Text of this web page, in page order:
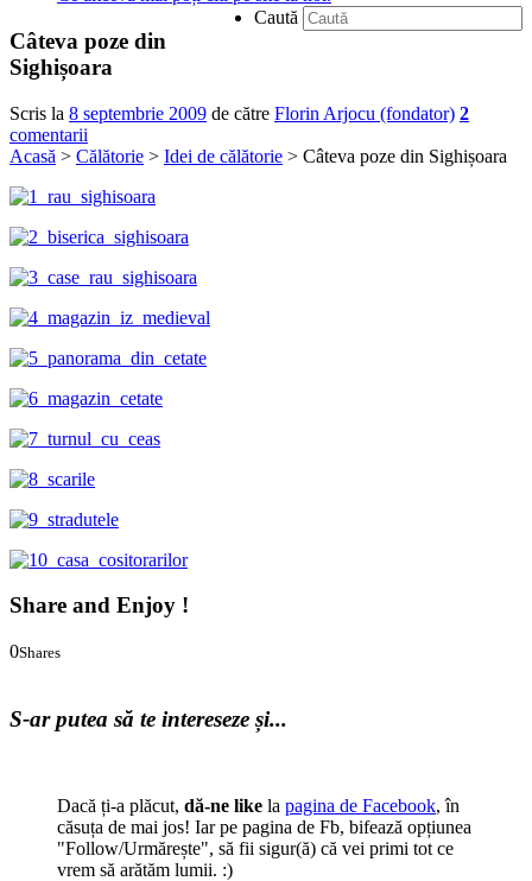
Caută
Câteva poze din
Sighișoara
Scris la 8 septembrie 2009 de către Florin Arjocu (fondator) 2
comentarii
Acasă > Călătorie > Idei de călătorie > Câteva poze din Sighișoara
Share and Enjoy !
0Shares
S-ar putea să te intereseze și...
Dacă ți-a plăcut, dă-ne like la pagina de Facebook, în
căsuța de mai jos! Iar pe pagina de Fb, bifează opțiunea
"Follow/Urmărește", să fii sigur(ă) că vei primi tot ce
vrem să arătăm lumii. :)